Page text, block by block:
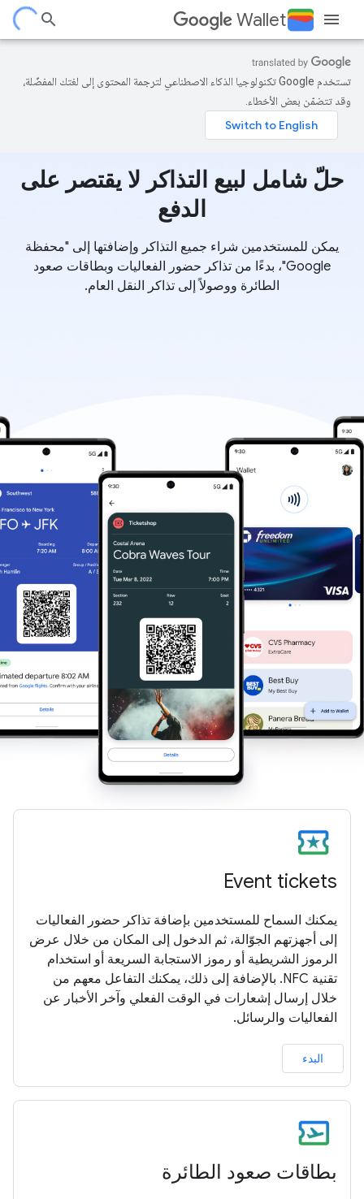
Wallet
تستخدم Google تكنولوجيا الذكاء الاصطناعي لترجمة المحتوى إلى لغتك المفضّلة،
وقد تتضمّن بعض الأخطاء.
حلّ شامل لبيع التذاكر لا يقتصر على
الدفع
يمكن للمستخدمين شراء جميع التذاكر وإضافتها إلى "محفظة
Google"، بدءًا من تذاكر حضور الفعاليات وبطاقات صعود
الطائرة ووصولاً إلى تذاكر النقل العام.
Event tickets
يمكنك السماح للمستخدمين بإضافة تذاكر حضور الفعاليات
إلى أجهزتهم الجوّالة، ثم الدخول إلى المكان من خلال عرض
الرموز الشريطية أو رموز الاستجابة السريعة أو استخدام
تقنية NFC. بالإضافة إلى ذلك، يمكنك التفاعل معهم من
خلال إرسال إشعارات في الوقت الفعلي وآخر الأخبار عن
الفعاليات والرسائل.
البدء
بطاقات صعود الطائرة